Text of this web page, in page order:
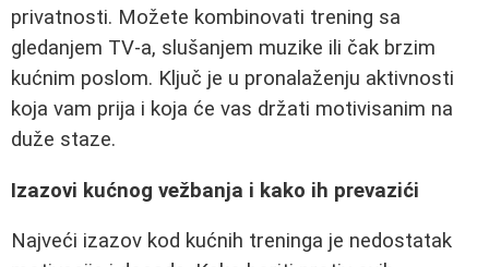
privatnosti. Možete kombinovati trening sa
gledanjem TV-a, slušanjem muzike ili čak brzim
kućnim poslom. Ključ je u pronalaženju aktivnosti
koja vam prija i koja će vas držati motivisanim na
duže staze.
Izazovi kućnog vežbanja i kako ih prevazići
Najveći izazov kod kućnih treninga je nedostatak